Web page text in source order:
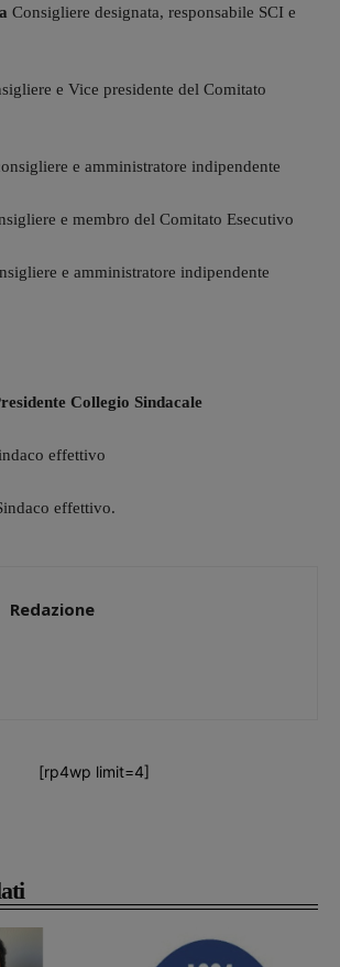
Consigliere designata, responsabile SCI e
e Vice presidente del Comitato
e amministratore indipendente
e membro del Comitato Esecutivo
e amministratore indipendente
Collegio Sindacale
effettivo
effettivo.
Redazione
[rp4wp limit=4]